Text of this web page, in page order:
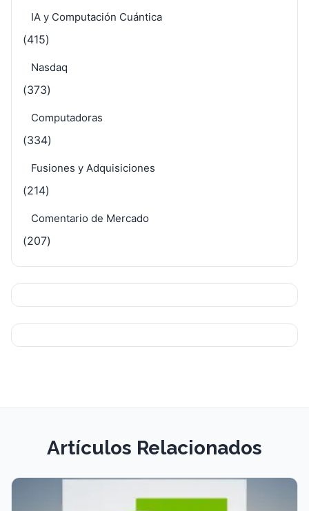
IA y Computación Cuántica
(415)
Nasdaq
(373)
Computadoras
(334)
Fusiones y Adquisiciones
(214)
Comentario de Mercado
(207)
Artículos Relacionados